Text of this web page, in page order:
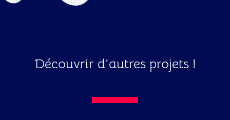
Découvrir d'autres projets !